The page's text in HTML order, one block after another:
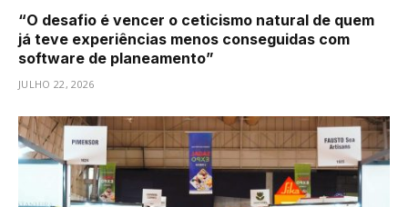
“O desafio é vencer o ceticismo natural de quem
já teve experiências menos conseguidas com
software de planeamento”
JULHO 22, 2026